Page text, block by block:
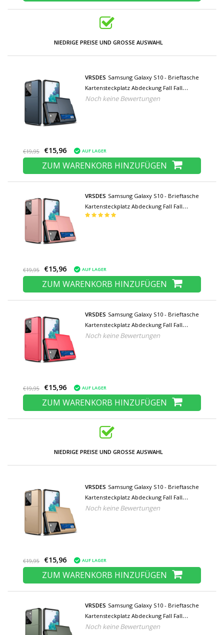
NIEDRIGE PREISE UND GROSSE AUSWAHL
VRSDES Samsung Galaxy S10 - Brieftasche
Kartensteckplatz Abdeckung Fall Fall
Business Blue
Noch keine Bewertungen
€19,95 €15,96 AUF LAGER
ZUM WARENKORB HINZUFÜGEN
VRSDES Samsung Galaxy S10 - Brieftasche
Kartensteckplatz Abdeckung Fall Fall
Business Pink
€19,95 €15,96 AUF LAGER
ZUM WARENKORB HINZUFÜGEN
VRSDES Samsung Galaxy S10 - Brieftasche
Kartensteckplatz Abdeckung Fall Fall
Business Red
Noch keine Bewertungen
€19,95 €15,96 AUF LAGER
ZUM WARENKORB HINZUFÜGEN
NIEDRIGE PREISE UND GROSSE AUSWAHL
VRSDES Samsung Galaxy S10 - Brieftasche
Kartensteckplatz Abdeckung Fall Fall
Business Gold
Noch keine Bewertungen
€19,95 €15,96 AUF LAGER
ZUM WARENKORB HINZUFÜGEN
VRSDES Samsung Galaxy S10 - Brieftasche
Kartensteckplatz Abdeckung Fall Fall
Business Dunkelgrün
Noch keine Bewertungen